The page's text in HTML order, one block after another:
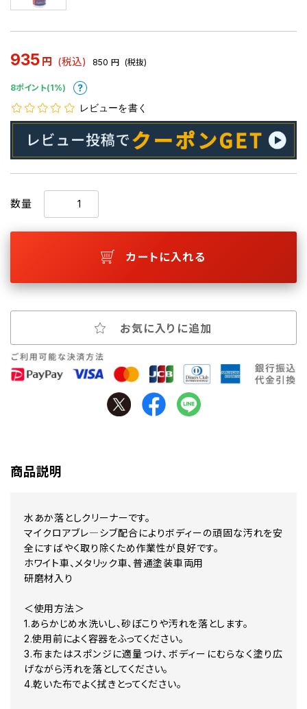
935 円 (税込) 850 円 (税抜)
8ポイント(1%)
レビューを書く
数量
カートに入れる
お気に入りに追加
商品説明
水あか落としクリーナーです。
マイクロアブレ―シブ配合によりボディーの頑固な汚れを安
全にすばやく取り除くため作業性が良好です。
ホワイト車、メタリック車、普通塗装車両用
研磨材入り
＜使用方法＞
1.あらかじめ水洗いし、砂ぼこりや汚れを落とします。
2.使用前によく容器をふってください。
3.布またはスポンジに適量つけ、ボディーにむらなく塗り広
げながら汚れを落としてください。
4.乾いた布でよく拭きとってください。